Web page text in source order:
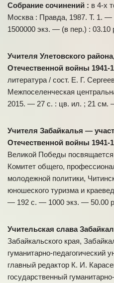
Собрание сочинений : в 4-х
Москва : Правда, 1987. Т. 1.
1500000 экз. — (в пер.) : 03.10
Учителя Улетовского
Отечественной войны 1941-
литература / сост. Е. Г.
Межпоселенческая
2015. — 27 с. : цв. ил. ; 21 см.
Учителя Забайкалья —
Отечественной войны 1941-
Великой Победы посвящается
Комитет общего,
молодежной политики,
юношеского туризма и
— 192 с. — 1000 экз. — 50.00
Учительская слава
Забайкальского края,
гуманитарно-педагогический
главный редактор К. И.
государственный